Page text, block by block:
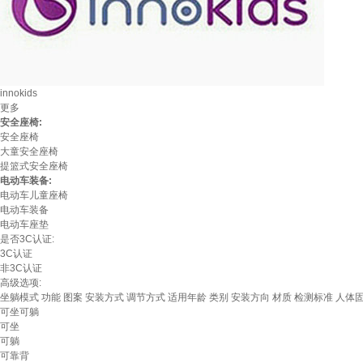
innokids
更多
安全座椅:
安全座椅
大童安全座椅
提篮式安全座椅
电动车装备:
电动车儿童座椅
电动车装备
电动车座垫
是否3C认证:
3C认证
非3C认证
高级选项:
坐躺模式 功能 图案 安装方式 调节方式 适用年龄 类别 安装方向 材质 检测标准 人体
可坐可躺
可坐
可躺
可靠背